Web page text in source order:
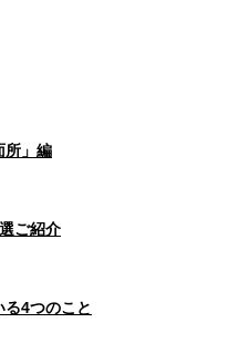
所」編
ご紹介
4つのこと